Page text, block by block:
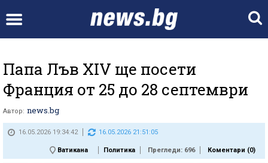
Папа Лъв XIV ще посети
Франция от 25 до 28 септември
Автор: news.bg
16.05.2026 19:34:42 16.05.2026 21:51:05
Ватикана Политика Прегледи: 696 Коментари (0)